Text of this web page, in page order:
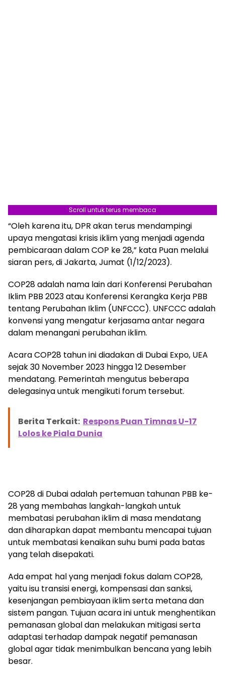
Scroll untuk terus membaca
“Oleh karena itu, DPR akan terus mendampingi
upaya mengatasi krisis iklim yang menjadi agenda
pembicaraan dalam COP ke 28,” kata Puan melalui
siaran pers, di Jakarta, Jumat (1/12/2023).
COP28 adalah nama lain dari Konferensi Perubahan
Iklim PBB 2023 atau Konferensi Kerangka Kerja PBB
tentang Perubahan Iklim (UNFCCC). UNFCCC adalah
konvensi yang mengatur kerjasama antar negara
dalam menangani perubahan iklim.
Acara COP28 tahun ini diadakan di Dubai Expo, UEA
sejak 30 November 2023 hingga 12 Desember
mendatang. Pemerintah mengutus beberapa
delegasinya untuk mengikuti forum tersebut.
Berita Terkait: Respons Puan Timnas U-17
Lolos ke Piala Dunia
COP28 di Dubai adalah pertemuan tahunan PBB ke-
28 yang membahas langkah-langkah untuk
membatasi perubahan iklim di masa mendatang
dan diharapkan dapat membantu mencapai tujuan
untuk membatasi kenaikan suhu bumi pada batas
yang telah disepakati.
Ada empat hal yang menjadi fokus dalam COP28,
yaitu isu transisi energi, kompensasi dan sanksi,
kesenjangan pembiayaan iklim serta metana dan
sistem pangan. Tujuan acara ini untuk menghentikan
pemanasan global dan melakukan mitigasi serta
adaptasi terhadap dampak negatif pemanasan
global agar tidak menimbulkan bencana yang lebih
besar.